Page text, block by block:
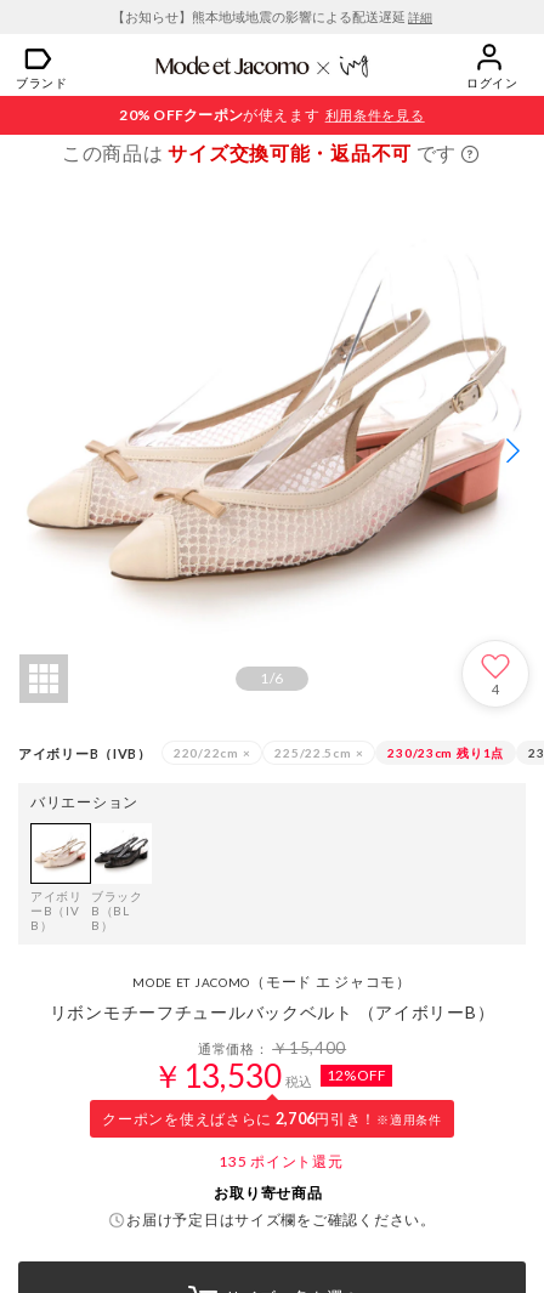
【お知らせ】熊本地域地震の影響による配送遅延 詳細
ブランド ログイン
20% OFFクーポンが使えます 利用条件を見る
この商品はサイズ交換可能・返品不可 です
1/6
4
アイボリーB（IVB） 220/22cm × 225/22.5cm × 230/23cm 残り1点
バリエーション
アイボリ
ーB（IV
B）
ブラック
B（BL
B）
MODE ET JACOMO （モード エ ジャコモ）
リボンモチーフチュールバックベルト （アイボリーB）
通常価格：￥15,400
￥13,530 税込 12%OFF
クーポンを使えばさらに 2,706円引き！ ※適用条件
135 ポイント還元
お取り寄せ商品
お届け予定日はサイズ欄をご確認ください。